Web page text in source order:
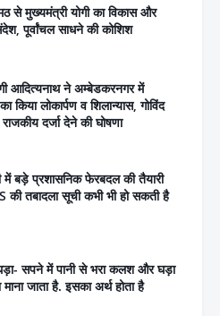
से मुख्यमंत्री योगी का विकास और
पूर्वांचल साधने की कोशिश
आदित्यनाथ ने अम्बेडकरनगर में
किया लोकार्पण व शिलान्यास, गोविंद
दर्जा देने की घोषणा
बड़े प्रशासनिक फेरबदल की तैयारी
की तबादला सूची कभी भी हो सकती है
सपने में पानी से भरा कलश और घड़ा
जाता है. इसका अर्थ होता है